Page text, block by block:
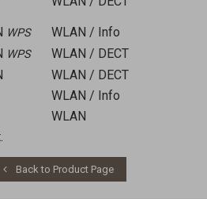
WPS
WLAN / Info
WPS
WLAN / DECT
WLAN / DECT
WLAN / Info
WLAN
Back to Product Page